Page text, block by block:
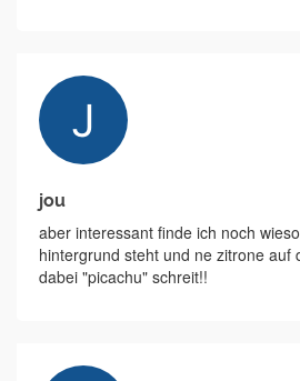
jou
aber interessant finde ich noch
hintergrund steht und ne zitrone auf
dabei "picachu" schreit!!